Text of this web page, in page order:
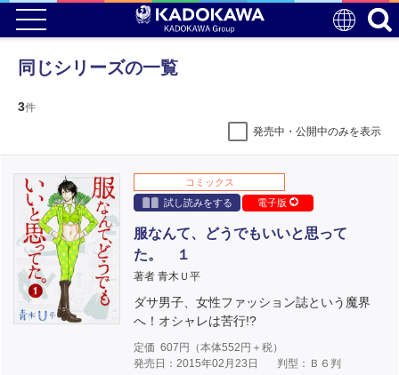
同じシリーズの一覧
3件
発売中・公開中のみを表示
コミックス
試し読みをする
電子版
服なんて、どうでもいいと思って
た。 １
著者 青木Ｕ平
ダサ男子、女性ファッション誌という魔界
へ！オシャレは苦行!?
定価 607 円（本体552 円＋税）
発売日：2015年02月23日
判型：Ｂ６判